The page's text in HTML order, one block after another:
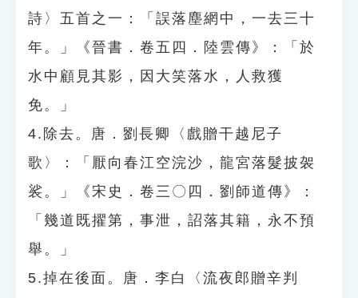
詩〉五首之一：「誤落塵網中，一去三十
年。」《晉書．卷五四．陸雲傳》：「於
水中顧見其影，因大笑落水，人救獲
免。」
4.除去。唐．劉長卿〈戲贈干越尼子
歌〉：「厭向春江空浣沙，龍宮落髮披袈
裟。」《宋史．卷三〇四．劉師道傳》：
「幾道既擢第，事泄，詔落其籍，永不預
舉。」
5.掉在後面。唐．李白〈流夜郎贈辛判